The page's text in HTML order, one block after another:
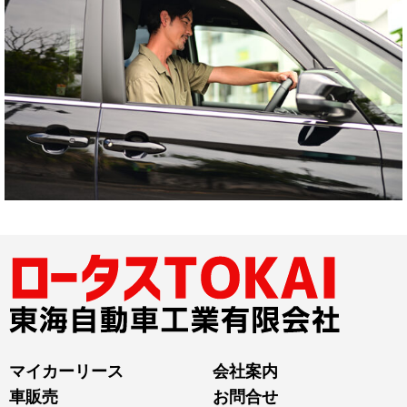
マイカーリース
車販売
会社案内
お問合せ